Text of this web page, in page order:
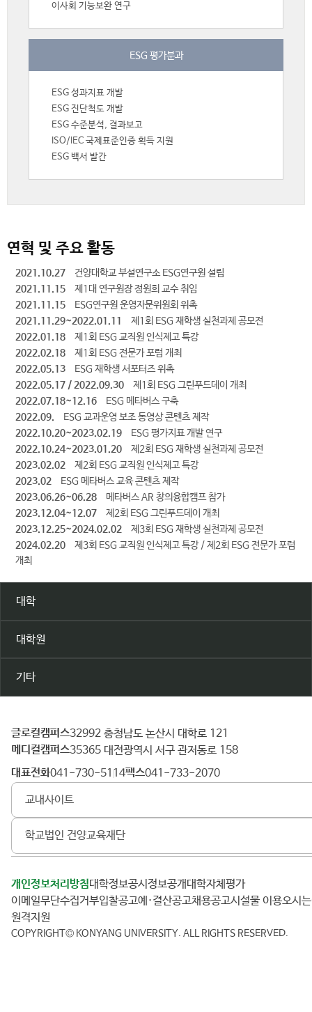
이사회 기능보완 연구
ESG 평가분과
ESG 성과지표 개발
ESG 진단척도 개발
ESG 수준분석, 결과보고
ISO/IEC 국제표준인증 획득 지원
ESG 백서 발간
연혁 및 주요 활동
2021.10.27
건양대학교 부설연구소 ESG연구원 설립
2021.11.15
제1대 연구원장 정원희 교수 취임
2021.11.15
ESG연구원 운영자문위원회 위촉
2021.11.29~2022.01.11
제1회 ESG 재학생 실천과제 공모전
2022.01.18
제1회 ESG 교직원 인식제고 특강
2022.02.18
제1회 ESG 전문가 포럼 개최
2022.05.13
ESG 재학생 서포터즈 위촉
2022.05.17 / 2022.09.30
제1회 ESG 그린푸드데이 개최
2022.07.18~12.16
ESG 메타버스 구축
2022.09.
ESG 교과운영 보조 동영상 콘텐츠 제작
2022.10.20~2023.02.19
ESG 평가지표 개발 연구
2022.10.24~2023.01.20
제2회 ESG 재학생 실천과제 공모전
2023.02.02
제2회 ESG 교직원 인식제고 특강
2023.02
ESG 메타버스 교육 콘텐츠 제작
2023.06.26~06.28
메타버스 AR 창의융합캠프 참가
2023.12.04~12.07
제2회 ESG 그린푸드데이 개최
2023.12.25~2024.02.02
제3회 ESG 재학생 실천과제 공모전
2024.02.20
제3회 ESG 교직원 인식제고 특강 / 제2회 ESG 전문가 포럼
개최
대학
대학원
기타
건
양
대
학
글로컬캠퍼스 32992 충청남도 논산시 대학로 121
메디컬캠퍼스 35365 대전광역시 서구 관저동로 158
대표전화 041-730-5114 팩스 041-733-2070
교내사이트
학교법인 건양교육재단
개인정보처리방침 대학정보공시 정보공개
대학자체평가
이메일무단수집거부
입찰공고 예·결산공고 채용공고 시설물 이용
오시
원격지원
COPYRIGHT© KONYANG UNIVERSITY. ALL RIGHTS RESERVED.